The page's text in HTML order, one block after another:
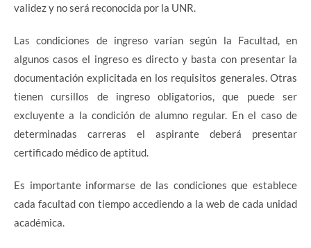
validez y no será reconocida por la UNR.
Las condiciones de ingreso varían según la Facultad, en
algunos casos el ingreso es directo y basta con presentar la
documentación explicitada en los requisitos generales. Otras
tienen cursillos de ingreso obligatorios, que puede ser
excluyente a la condición de alumno regular. En el caso de
determinadas carreras el aspirante deberá presentar
certificado médico de aptitud.
Es importante informarse de las condiciones que establece
cada facultad con tiempo accediendo a la web de cada unidad
académica.